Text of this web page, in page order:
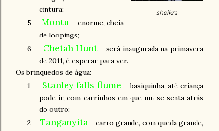
sheikra
cintura;
5-
Montu – enorme, cheia
de loopings;
6-
Chetah Hunt– será inaugurada na primavera
de 2011, é esperar para ver.
Os brinquedos de água:
1-
Stanley falls flume – basiquinha, até criança
pode ir, com carrinhos em que um se senta atrás
do outro;
2-
Tanganyita – carro grande, com queda grande,